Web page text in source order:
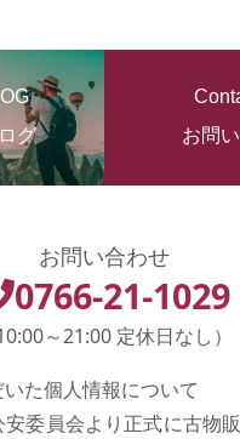
グ お問
お問い合わせ
0766-21-1029
10:00～21:00 定休日なし）
た個人情報について
委員会より正式に古物